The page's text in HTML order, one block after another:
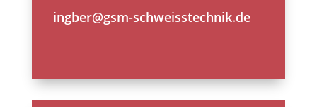
ingber@gsm-schweisstechnik.de